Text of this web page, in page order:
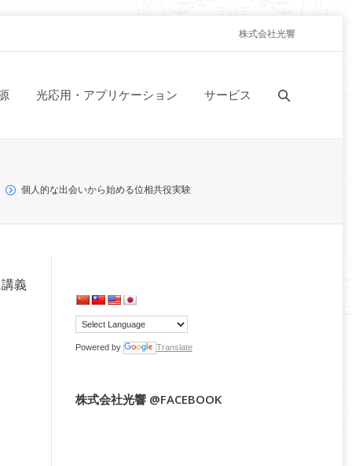
株式会社光響
光応用・アプリケーション サービス
個人的な出会いから始める位相共役実験
義
Powered by Translate
株式会社光響 @FACEBOOK